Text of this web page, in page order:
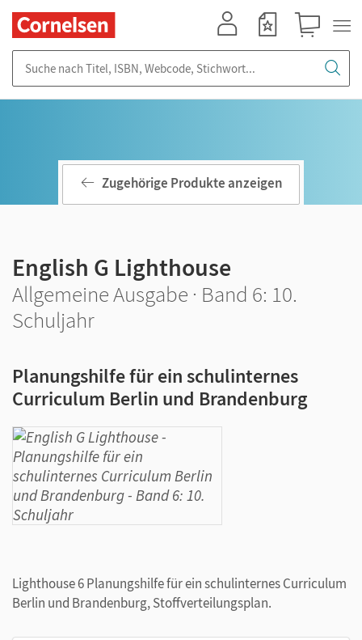
Zugehörige Produkte anzeigen
English G Lighthouse
Allgemeine Ausgabe · Band 6: 10.
Schuljahr
Planungshilfe für ein schulinternes
Curriculum Berlin und Brandenburg
Lighthouse 6 Planungshilfe für ein schulinternes Curriculum
Berlin und Brandenburg, Stoffverteilungsplan.